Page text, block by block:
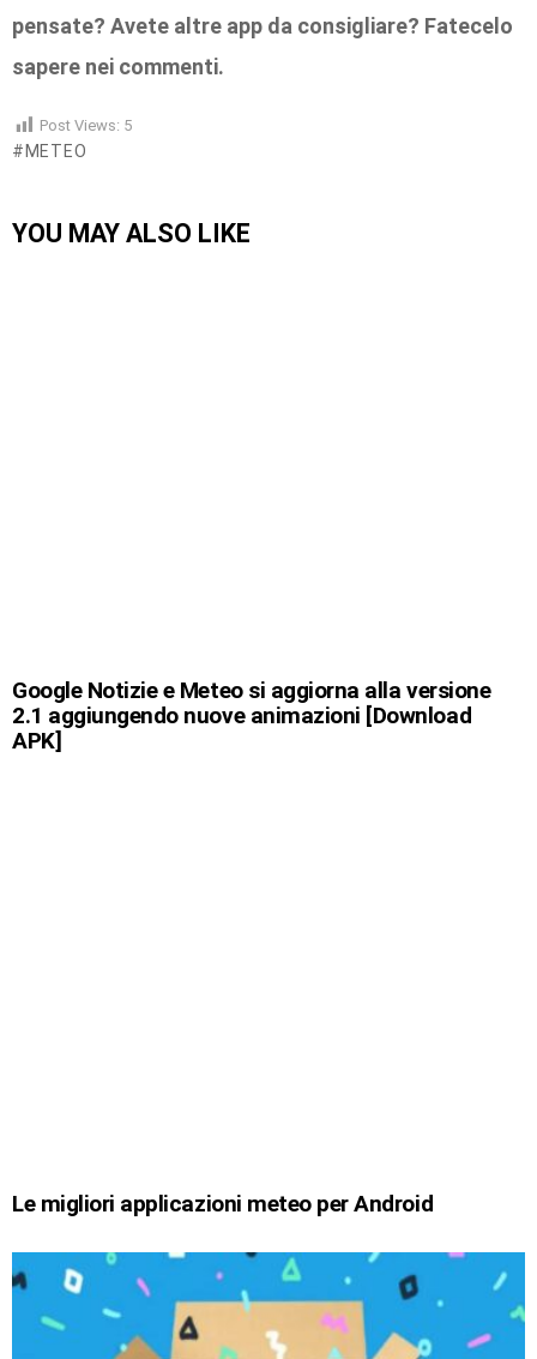
pensate? Avete altre app da consigliare? Fatecelo
sapere nei commenti.
Post Views: 5
METEO
YOU MAY ALSO LIKE
Google Notizie e Meteo si aggiorna alla versione
2.1 aggiungendo nuove animazioni [Download
APK]
Le migliori applicazioni meteo per Android